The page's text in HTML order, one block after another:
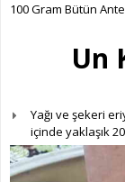
100 Gram Bütün Antep
Un
Yağı ve şekeri
içinde yaklaşık